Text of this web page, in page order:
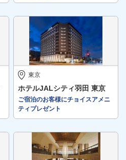
東京
ホテルJALシティ羽田 東京
ご宿泊のお客様にチョイスアメニ
ティプレゼント